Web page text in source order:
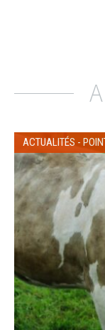
ACTUALITÉS -